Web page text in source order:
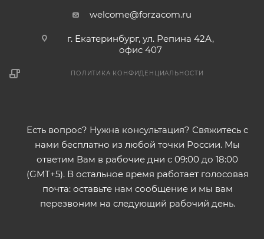
welcome@forzacom.ru
г. Екатеринбург, ул. Репина 42А,
офис 407
ПОЛИТИКА КОНФИДЕНЦИАЛЬНОСТИ
Есть вопрос? Нужна консультация? Свяжитесь с
нами бесплатно из любой точки России. Мы
ответим Вам в рабочие дни с 09:00 до 18:00
(GMT+5). В остальное время работает голосовая
почта: оставьте нам сообщение и мы вам
перезвоним на следующий рабочий день.